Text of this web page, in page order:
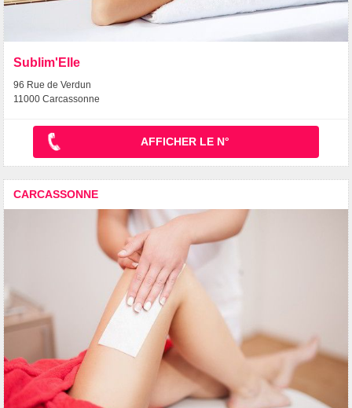
Sublim'Elle
96 Rue de Verdun
11000 Carcassonne
AFFICHER LE N°
CARCASSONNE